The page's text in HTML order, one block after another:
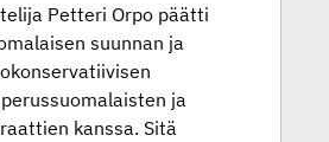
Petteri Orpo päätti
suunnan ja
ja
kanssa. Sitä